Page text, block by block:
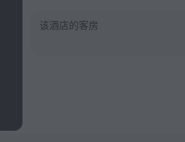
该酒店的客房